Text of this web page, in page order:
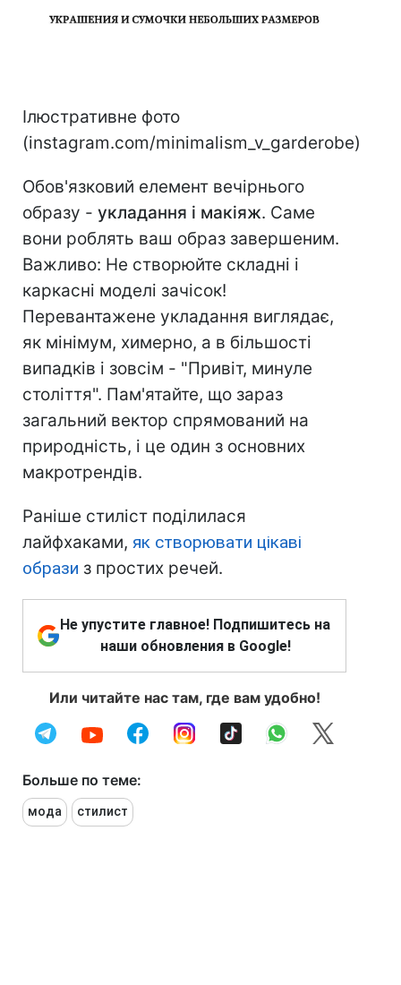
Ілюстративне фото
(instagram.com/minimalism_v_garderobe)
Обов'язковий елемент вечірнього
образу - укладання і макіяж. Саме
вони роблять ваш образ завершеним.
Важливо: Не створюйте складні і
каркасні моделі зачісок!
Перевантажене укладання виглядає,
як мінімум, химерно, а в більшості
випадків і зовсім - "Привіт, минуле
століття". Пам'ятайте, що зараз
загальний вектор спрямований на
природність, і це один з основних
макротрендів.
Раніше стиліст поділилася
лайфхаками, як створювати цікаві
образи з простих речей.
Не упустите главное! Подпишитесь на
наши обновления в Google!
Или читайте нас там, где вам удобно!
Больше по теме:
мода стилист